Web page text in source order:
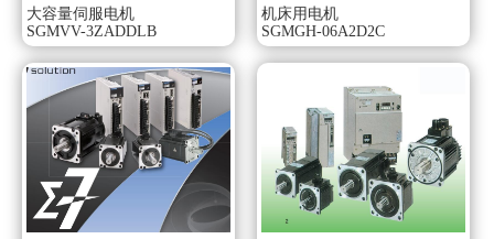
大容量伺服电机
SGMVV-3ZADDLB
机床用电机
SGMGH-06A2D2C